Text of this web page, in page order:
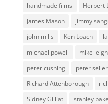
handmade films
Herbert
James Mason
jimmy
john mills
Ken Loach
michael powell
mike leigh
peter cushing
peter
Richard Attenborough
Sidney Gilliat
stanley